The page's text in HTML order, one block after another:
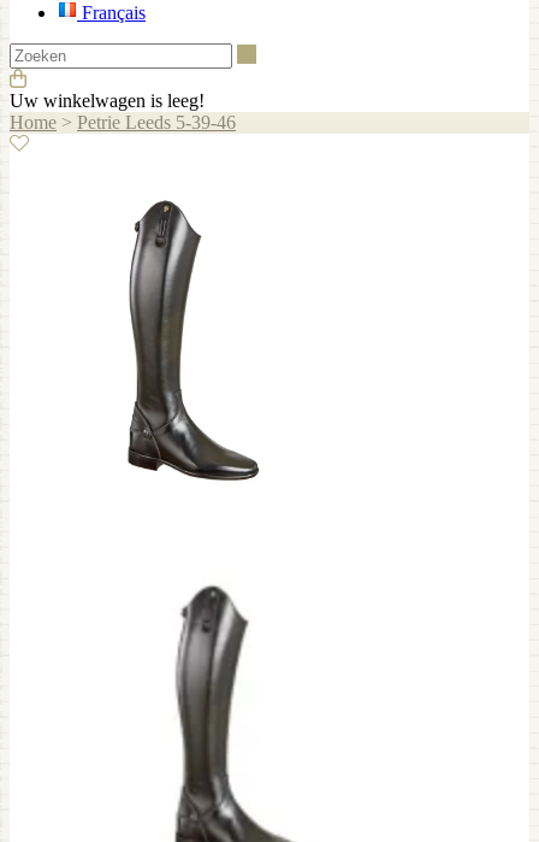
Français
Uw winkelwagen is leeg!
Home > Petrie Leeds 5-39-46